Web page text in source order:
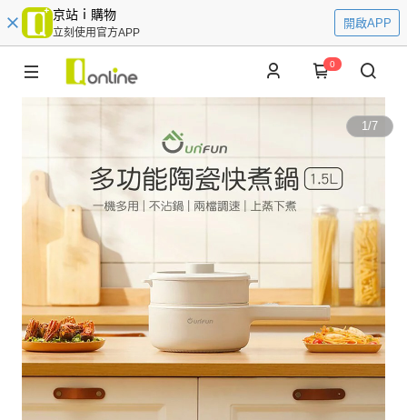
京站ｉ購物
立刻使用官方APP
開啟APP
0
1/7